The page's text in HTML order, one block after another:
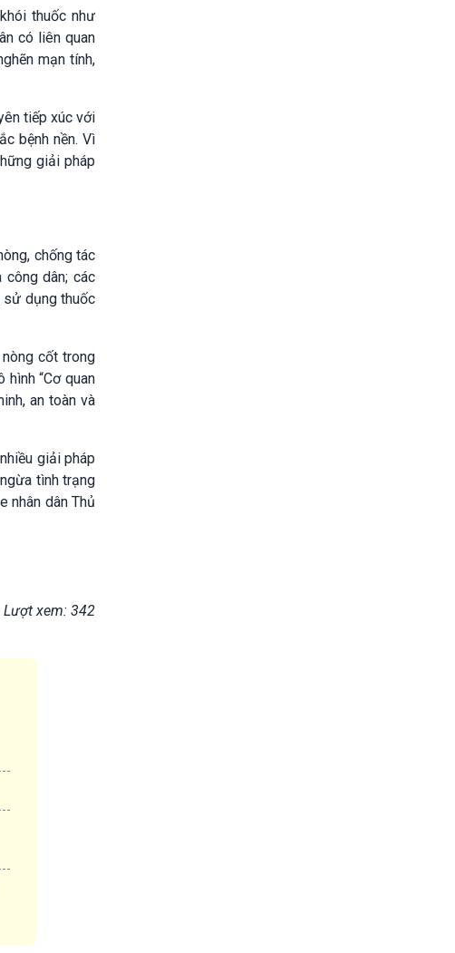
thuốc như
có liên quan
mạn tính,
tiếp xúc với
bệnh nền. Vì
giải pháp
chống tác
dân; các
sử dụng thuốc
cốt trong
“Cơ quan
an toàn và
giải pháp
tình trạng
nhân dân Thủ
Lượt xem: 342